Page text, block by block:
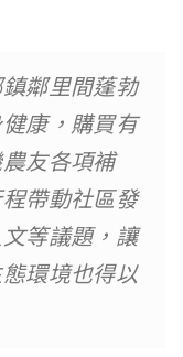
鄰里間蓬勃
康，購買有
友各項補
帶動社區發
等議題，讓
環境也得以